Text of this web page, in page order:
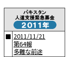
■ 2011/11/21
第64報
多難な前途